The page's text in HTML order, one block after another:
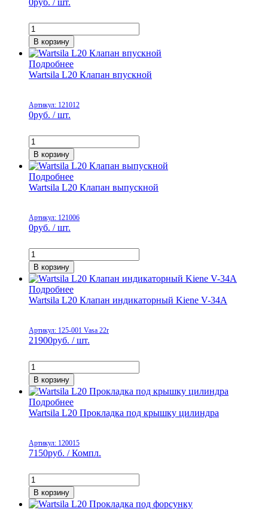
0руб. / шт.
В корзину
Подробнее
Wartsila L20 Клапан впускной
Артикул: 121012
0руб. / шт.
В корзину
Подробнее
Wartsila L20 Клапан выпускной
Артикул: 121006
0руб. / шт.
В корзину
Подробнее
Wartsila L20 Клапан индикаторный Kiene V-34A
Артикул: 125-001 Vasa 22r
21900руб. / шт.
В корзину
Подробнее
Wartsila L20 Прокладка под крышку цилиндра
Артикул: 120015
7150руб. / Компл.
В корзину